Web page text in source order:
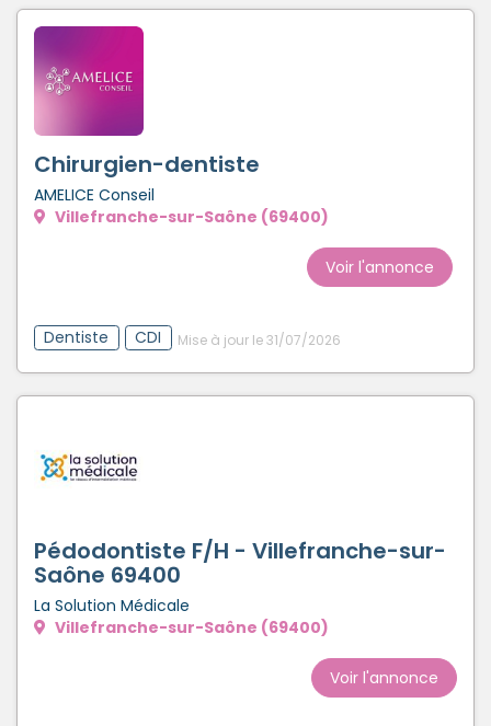
Chirurgien-dentiste
AMELICE Conseil
Villefranche-sur-Saône (69400)
Voir l'annonce
Dentiste CDI Mise à jour le 31/07/2026
Pédodontiste F/H - Villefranche-sur-
Saône 69400
La Solution Médicale
Villefranche-sur-Saône (69400)
Voir l'annonce